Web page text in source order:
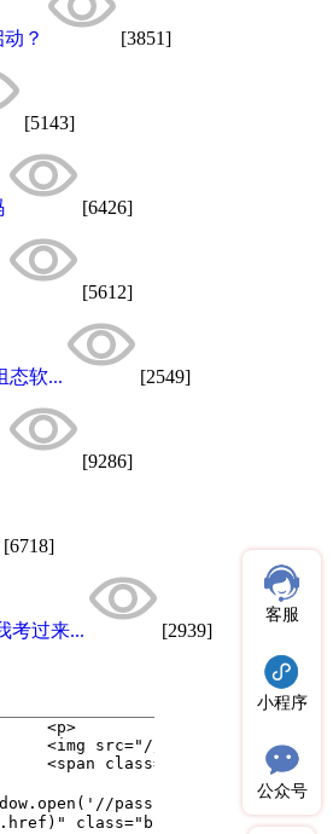
？ [3851]
[5143]
[6426]
[5612]
态软... [2549]
[9286]
[6718]
考过来... [2939]
客服
小程序
公众号